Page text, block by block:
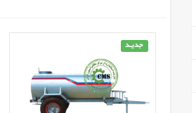
جدیـد